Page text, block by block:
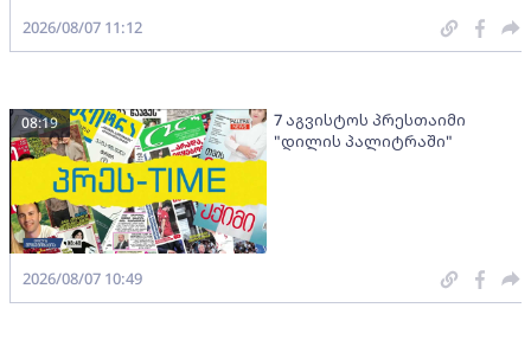
2026/08/07 11:12
7 აგვისტოს პრესთაიმი
"დილის პალიტრაში"
08:19
2026/08/07 10:49